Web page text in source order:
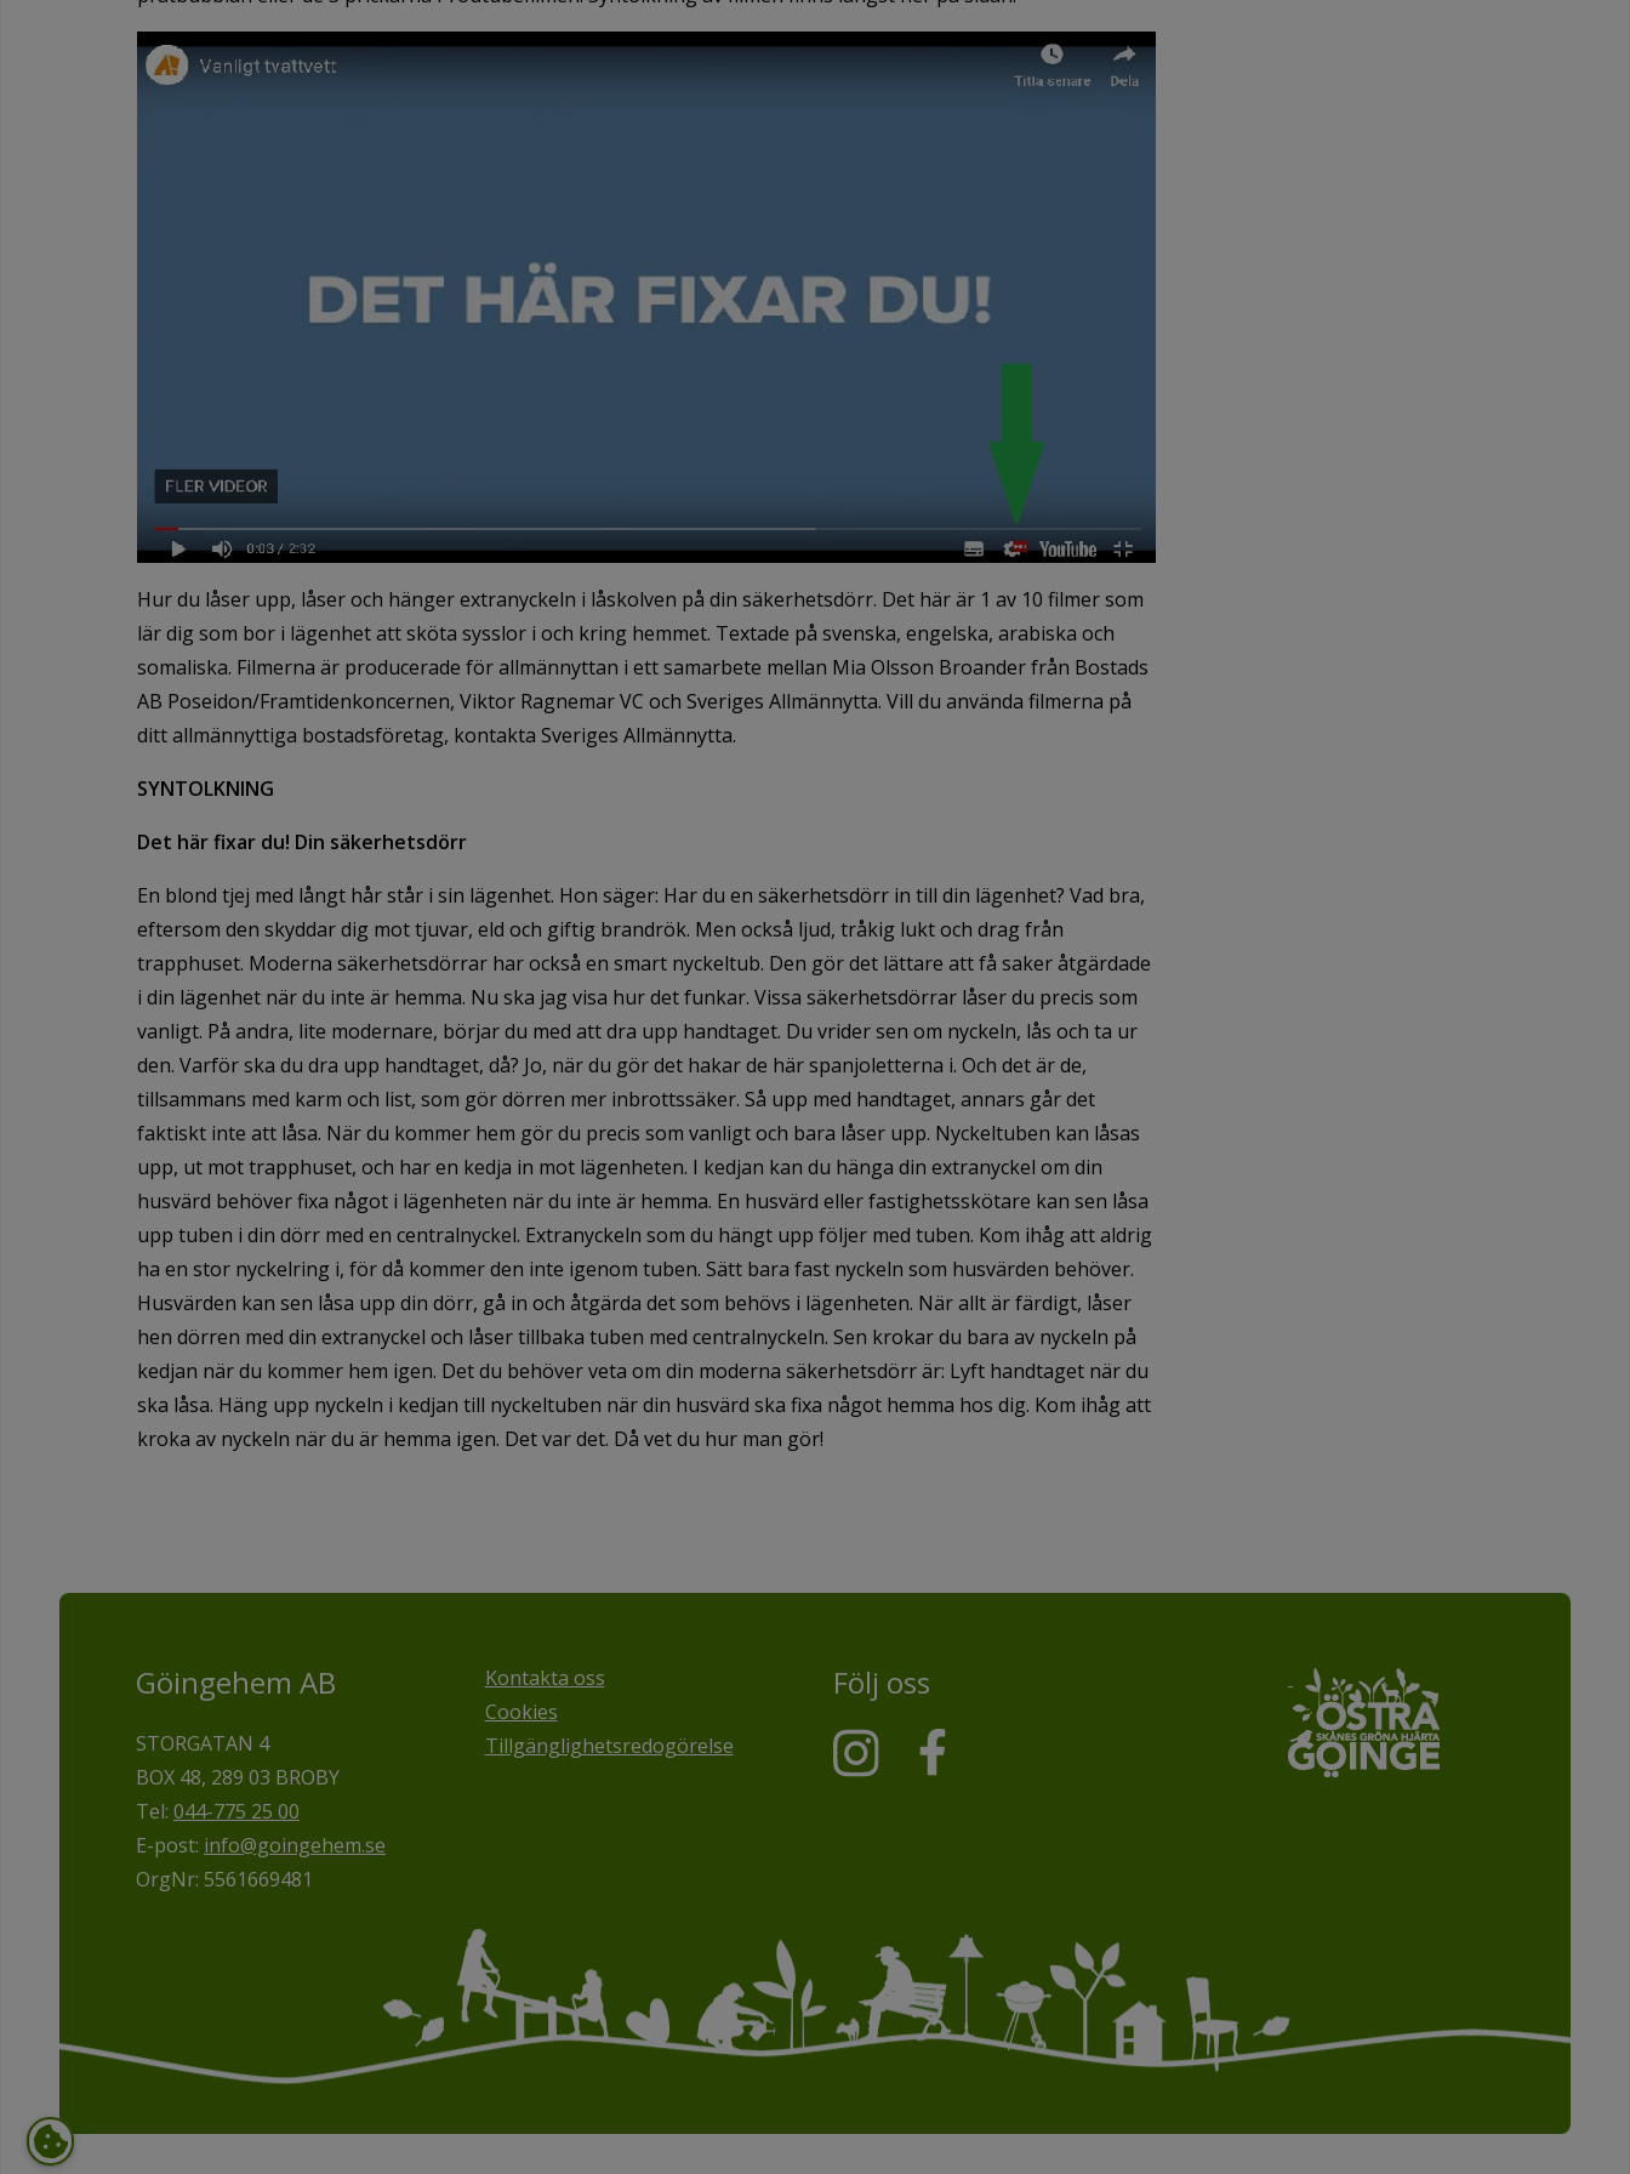
Hur du låser upp, låser och hänger extranyckeln i låskolven på din säkerhetsdörr. Det här är 1 av 10 filmer som
lär dig som bor i lägenhet att sköta sysslor i och kring hemmet. Textade på svenska, engelska, arabiska och
somaliska. Filmerna är producerade för allmännyttan i ett samarbete mellan Mia Olsson Broander från Bostads
AB Poseidon/Framtidenkoncernen, Viktor Ragnemar VC och Sveriges Allmännytta. Vill du använda filmerna på
ditt allmännyttiga bostadsföretag, kontakta Sveriges Allmännytta.
SYNTOLKNING
Det här fixar du! Din säkerhetsdörr
En blond tjej med långt hår står i sin lägenhet. Hon säger: Har du en säkerhetsdörr in till din lägenhet? Vad bra,
eftersom den skyddar dig mot tjuvar, eld och giftig brandrök. Men också ljud, tråkig lukt och drag från
trapphuset. Moderna säkerhetsdörrar har också en smart nyckeltub. Den gör det lättare att få saker åtgärdade
i din lägenhet när du inte är hemma. Nu ska jag visa hur det funkar. Vissa säkerhetsdörrar låser du precis som
vanligt. På andra, lite modernare, börjar du med att dra upp handtaget. Du vrider sen om nyckeln, lås och ta ur
den. Varför ska du dra upp handtaget, då? Jo, när du gör det hakar de här spanjoletterna i. Och det är de,
tillsammans med karm och list, som gör dörren mer inbrottssäker. Så upp med handtaget, annars går det
faktiskt inte att låsa. När du kommer hem gör du precis som vanligt och bara låser upp. Nyckeltuben kan låsas
upp, ut mot trapphuset, och har en kedja in mot lägenheten. I kedjan kan du hänga din extranyckel om din
husvärd behöver fixa något i lägenheten när du inte är hemma. En husvärd eller fastighetsskötare kan sen låsa
upp tuben i din dörr med en centralnyckel. Extranyckeln som du hängt upp följer med tuben. Kom ihåg att aldrig
ha en stor nyckelring i, för då kommer den inte igenom tuben. Sätt bara fast nyckeln som husvärden behöver.
Husvärden kan sen låsa upp din dörr, gå in och åtgärda det som behövs i lägenheten. När allt är färdigt, låser
hen dörren med din extranyckel och låser tillbaka tuben med centralnyckeln. Sen krokar du bara av nyckeln på
kedjan när du kommer hem igen. Det du behöver veta om din moderna säkerhetsdörr är: Lyft handtaget när du
ska låsa. Häng upp nyckeln i kedjan till nyckeltuben när din husvärd ska fixa något hemma hos dig. Kom ihåg att
kroka av nyckeln när du är hemma igen. Det var det. Då vet du hur man gör!
Göingehem AB
STORGATAN 4
BOX 48, 289 03 BROBY
Tel: 044-775 25 00
E-post: info@goingehem.se
OrgNr: 5561669481
Kontakta oss
Cookies
Tillgänglighetsredogörelse
Följ oss